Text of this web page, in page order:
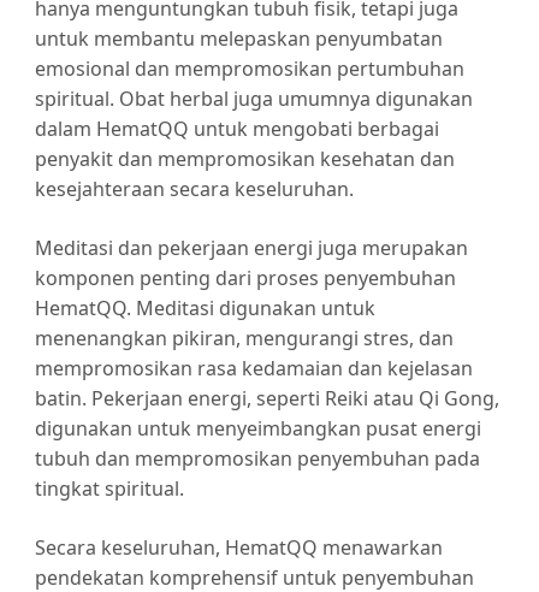
hanya menguntungkan tubuh fisik, tetapi juga
untuk membantu melepaskan penyumbatan
emosional dan mempromosikan pertumbuhan
spiritual. Obat herbal juga umumnya digunakan
dalam HematQQ untuk mengobati berbagai
penyakit dan mempromosikan kesehatan dan
kesejahteraan secara keseluruhan.
Meditasi dan pekerjaan energi juga merupakan
komponen penting dari proses penyembuhan
HematQQ. Meditasi digunakan untuk
menenangkan pikiran, mengurangi stres, dan
mempromosikan rasa kedamaian dan kejelasan
batin. Pekerjaan energi, seperti Reiki atau Qi Gong,
digunakan untuk menyeimbangkan pusat energi
tubuh dan mempromosikan penyembuhan pada
tingkat spiritual.
Secara keseluruhan, HematQQ menawarkan
pendekatan komprehensif untuk penyembuhan